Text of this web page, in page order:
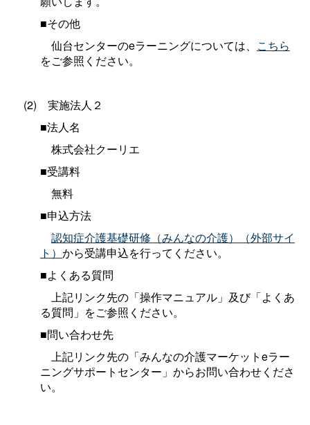
■その他
仙台センターのeラーニングについては、 こちら
をご参照ください。
(2) 実施法人２
■法人名
株式会社クーリエ
■受講料
無料
■申込方法
認知症介護基礎研修（みんなの介護）（外部サイ
ト） から受講申込を行ってください。
■よくある質問
上記リンク先の「操作マニュアル」及び「よくあ
る質問」をご参照ください。
■問い合わせ先
上記リンク先の「みんなの介護マーケットeラー
ニングサポートセンター」からお問い合わせくださ
い。